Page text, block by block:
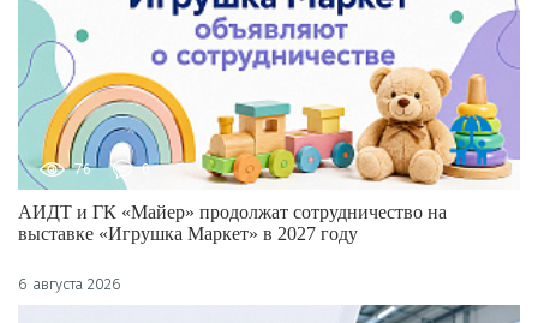
76 0
АИДТ и ГК «Майер» продолжат сотрудничество на
выставке «Игрушка Маркет» в 2027 году
6 августа 2026